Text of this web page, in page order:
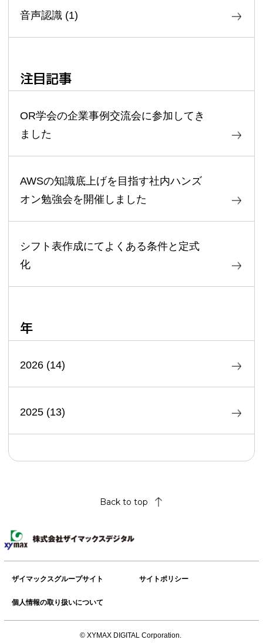
音声認識(1)
注目記事
OR学会の企業事例交流会に参加してき
ました
AWSの知識底上げを目指す社内ハンズ
オン勉強会を開催しました
シフト表作成にてよくある条件と定式
化
年
2026(14)
2025(13)
Back to top
ザイマックスグループサイト サイトポリシー
個人情報の取り扱いについて
© XYMAX DIGITAL Corporation.